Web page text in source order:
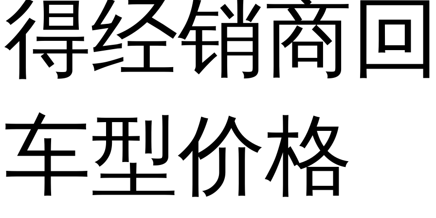
得经销商
车型价格